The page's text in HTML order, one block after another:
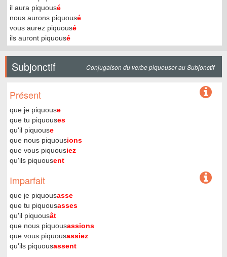
il aura piquousé
nous aurons piquousé
vous aurez piquousé
ils auront piquousé
Subjonctif Conjugaison du verbe piquouser au Subjonctif
Présent
que je piquouse
que tu piquouses
qu'il piquouse
que nous piquousions
que vous piquousiez
qu'ils piquousent
Imparfait
que je piquousasse
que tu piquousasses
qu'il piquousât
que nous piquousassions
que vous piquousassiez
qu'ils piquousassent